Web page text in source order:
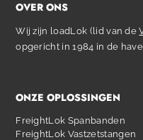
OVER ONS
Wij zijn loadLok (lid van de
opgericht in 1984 in de
ONZE OPLOSSINGEN
FreightLok Spanbanden
FreightLok Vastzetstangen